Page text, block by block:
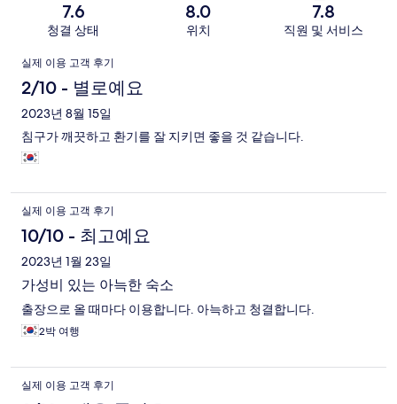
7.6
청결 상태
8.0
위치
7.8
직원 및 서비스
이
용
후
기
실제 이용 고객 후기
2/10 - 별로예요
2023년 8월 15일
침구가 깨끗하고 환기를 잘 지키면 좋을 것 같습니다.
실제 이용 고객 후기
10/10 - 최고예요
2023년 1월 23일
가성비 있는 아늑한 숙소
출장으로 올 때마다 이용합니다. 아늑하고 청결합니다.
2박 여행
실제 이용 고객 후기